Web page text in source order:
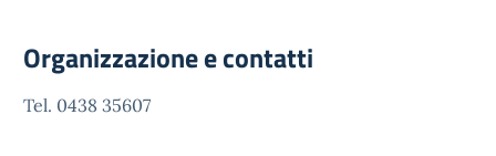
Organizzazione e contatti
Tel. 0438 35607